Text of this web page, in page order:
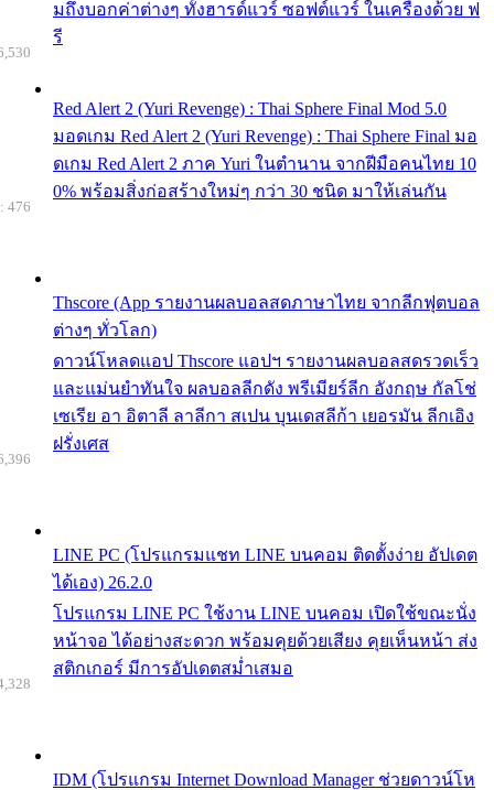
มถึงบอกค่าต่างๆ ทั้งฮารด์แวร์ ซอฟต์แวร์ ในเครื่องด้วย ฟ
รี
Red Alert 2 (Yuri Revenge) : Thai Sphere Final Mod 5.0
มอดเกม Red Alert 2 (Yuri Revenge) : Thai Sphere Final มอ
ดเกม Red Alert 2 ภาค Yuri ในตำนาน จากฝีมือคนไทย 10
0% พร้อมสิ่งก่อสร้างใหม่ๆ กว่า 30 ชนิด มาให้เล่นกัน
Thscore (App รายงานผลบอลสดภาษาไทย จากลีกฟุตบอล
ต่างๆ ทั่วโลก)
ดาวน์โหลดแอป Thscore แอปฯ รายงานผลบอลสดรวดเร็ว
และแม่นยำทันใจ ผลบอลลีกดัง พรีเมียร์ลีก อังกฤษ กัลโช่
เซเรีย อา อิตาลี ลาลีกา สเปน บุนเดสลีก้า เยอรมัน ลีกเอิง
ฝรั่งเศส
476
LINE PC (โปรแกรมแชท LINE บนคอม ติดตั้งง่าย อัปเดต
ได้เอง) 26.2.0
โปรแกรม LINE PC ใช้งาน LINE บนคอม เปิดใช้ขณะนั่ง
หน้าจอ ได้อย่างสะดวก พร้อมคุยด้วยเสียง คุยเห็นหน้า ส่ง
สติกเกอร์ มีการอัปเดตสม่ำเสมอ
IDM (โปรแกรม Internet Download Manager ช่วยดาวน์โห